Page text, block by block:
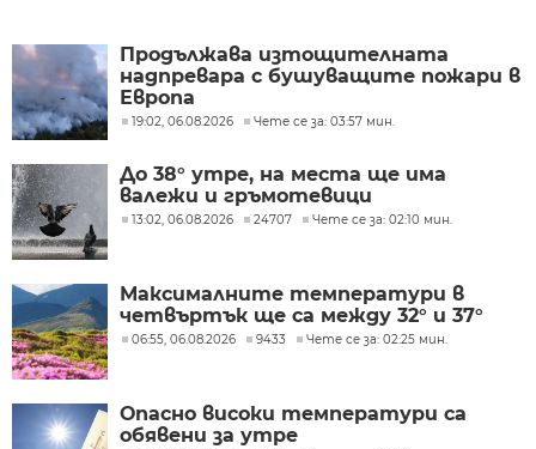
Продължава изтощителната
надпревара с бушуващите пожари в
Европа
19:02, 06.08.2026 Чете се за: 03:57 мин.
До 38° утре, на места ще има
валежи и гръмотевици
13:02, 06.08.2026 24707 Чете се за: 02:10 мин.
Максималните температури в
четвъртък ще са между 32° и 37°
06:55, 06.08.2026 9433 Чете се за: 02:25 мин.
Опасно високи температури са
обявени за утре